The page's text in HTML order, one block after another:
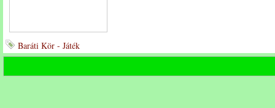
Baráti Kör - Játék